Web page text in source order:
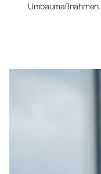
Umbaumaßnahmen.